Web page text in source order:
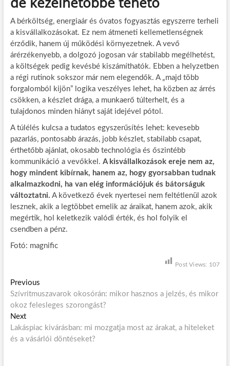
A bérköltség, energiaár és óvatos fogyasztás egyszerre terheli
a kisvállalkozásokat. Ez nem átmeneti kellemetlenségnek
érződik, hanem új működési környezetnek. A vevő
árérzékenyebb, a dolgozó jogosan vár stabilabb megélhetést,
a költségek pedig kevésbé kiszámíthatók. Ebben a helyzetben
a régi rutinok sokszor már nem elegendők. A „majd több
forgalomból kijön” logika veszélyes lehet, ha közben az árrés
csökken, a készlet drága, a munkaerő túlterhelt, és a
tulajdonos minden hiányt saját idejével pótol.
A túlélés kulcsa a tudatos egyszerűsítés lehet: kevesebb
pazarlás, pontosabb árazás, jobb készlet, stabilabb csapat,
érthetőbb ajánlat, okosabb technológia és őszintébb
kommunikáció a vevőkkel. A kisvállalkozások ereje nem az,
hogy mindent kibírnak, hanem az, hogy gyorsabban tudnak
alkalmazkodni, ha van elég információjuk és bátorságuk
változtatni. A következő évek nyertesei nem feltétlenül azok
lesznek, akik a legtöbbet emelik az áraikat, hanem azok, akik
megértik, hol keletkezik valódi érték, és hol folyik el
csendben a pénz.
Fotó: magnific
Post Views: 107
B
e
j
e
Previous
r
e
i
o
Szívritmuszavarok okosórán: mikor hasznos a jelzés, és mikor
okoz felesleges szorongást?
NextN
e
x
Lakáspiac kivárásban: mi mozgatja most az árakat, a hiteleket
és a vásárlói döntéseket?